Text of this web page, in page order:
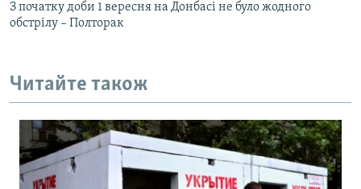
З початку доби 1 вересня на Донбасі не було жодного
обстрілу – Полторак
Читайте також